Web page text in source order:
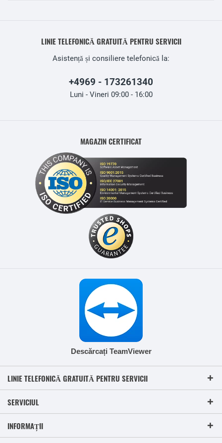
LINIE TELEFONICĂ GRATUITĂ PENTRU SERVICII
Asistență și consiliere telefonică la:
+4969 - 173261340
Luni - Vineri 09:00 - 16:00
MAGAZIN CERTIFICAT
Descărcați TeamViewer
LINIE TELEFONICĂ GRATUITĂ PENTRU SERVICII
SERVICIUL
INFORMAȚII